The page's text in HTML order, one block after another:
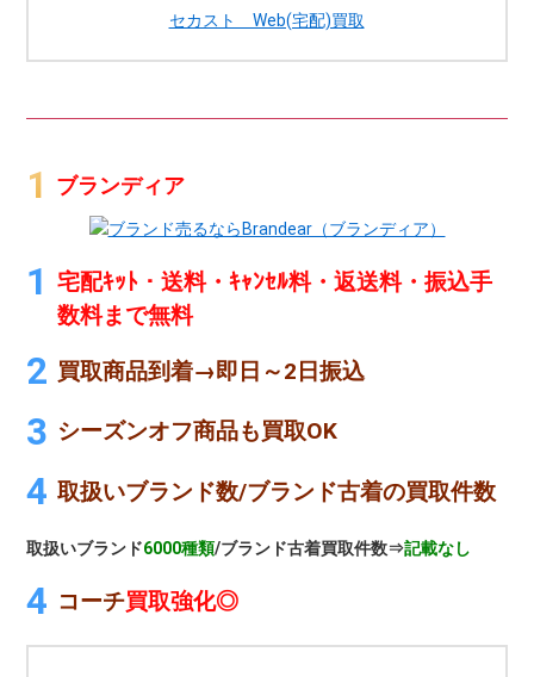
セカスト Web(宅配)買取
ブランディア
宅配ｷｯﾄ・送料・ｷｬﾝｾﾙ料・返送料・振込手
数料まで無料
買取商品到着→即日～2日振込
シーズンオフ商品も買取OK
取扱いブランド数/ブランド古着の買取件数
取扱いブランド6000種類/ブランド古着買取件数⇒記載なし
コーチ買取強化◎